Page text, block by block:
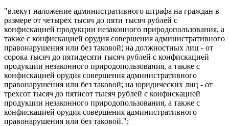
"влекут наложение административного штрафа на граждан в
размере от четырех тысяч до пяти тысяч рублей с
конфискацией продукции незаконного природопользования, а
также с конфискацией орудия совершения административного
правонарушения или без таковой; на должностных лиц - от
сорока тысяч до пятидесяти тысяч рублей с конфискацией
продукции незаконного природопользования, а также с
конфискацией орудия совершения административного
правонарушения или без таковой; на юридических лиц - от
трехсот тысяч до пятисот тысяч рублей с конфискацией
продукции незаконного природопользования, а также с
конфискацией орудия совершения административного
правонарушения или без таковой.";